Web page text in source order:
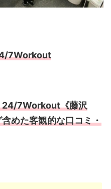
7Workout
24/7Workout《藤沢
めた客観的な口コミ・